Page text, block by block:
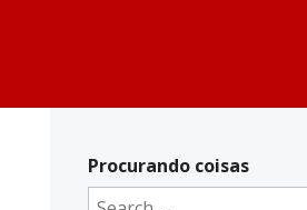
Procurando coisas
Search